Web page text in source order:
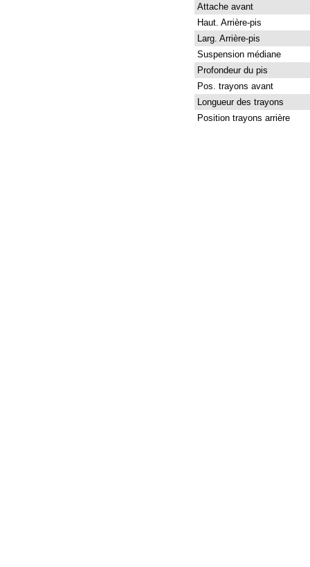
Attache avant
Haut. Arrière-pis
Larg. Arrière-pis
Suspension médiane
Profondeur du pis
Pos. trayons avant
Longueur des trayons
Position trayons arrière